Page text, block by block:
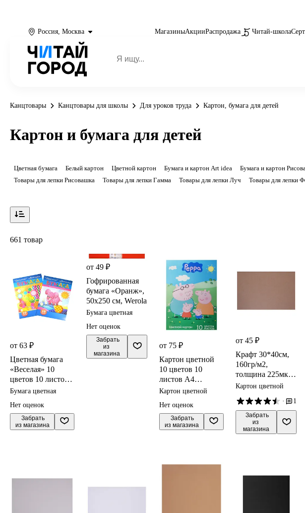
Россия, Москва МагазиныАкцииРаспродажа Читай-школа
Канцтовары Канцтовары для школы Для уроков труда Картон, бумага для детей
Картон и бумага для детей
Цветная бумага Белый картон Цветной картон Бумага и картон Art idea Бумага и картон
Товары для лепки Рисовашка
Товары для лепки Гамма Товары для лепки Луч Товары для лепки
661 товар
от 63 ₽
Цветная бумага
«Веселая» 10
цветов 10 листов
А4, мелованная
BG, в
ассортименте
Бумага цветная
Нет оценок
Забрать
из магазина
от 49 ₽
Гофрированная
бумага «Оранж»,
50х250 см, Werola
Бумага цветная
Нет оценок
Забрать
из
магазина
от 75 ₽
Картон цветной
10 цветов 10
листов А4
"Свинка Пеппа",
Картон цветной
Нет оценок
Забрать
из магазина
от 45 ₽
Крафт 30*40см,
160гр/м2,
толщина 225мкм,
DECORITON
Картон цветной
·
1
Забрать
из
магазина